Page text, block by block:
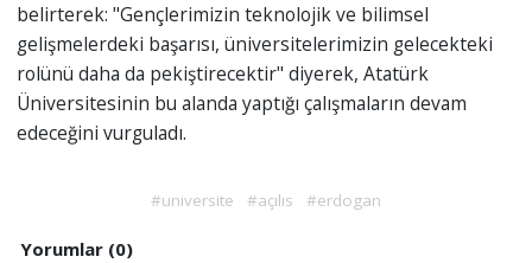
belirterek: "Gençlerimizin teknolojik ve bilimsel
gelişmelerdeki başarısı, üniversitelerimizin gelecekteki
rolünü daha da pekiştirecektir" diyerek, Atatürk
Üniversitesinin bu alanda yaptığı çalışmaların devam
edeceğini vurguladı.
#universite #açılıs #erdogan
Yorumlar (0)